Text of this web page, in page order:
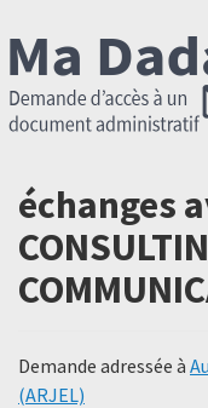
échanges
Demande adressée à
(ARJEL)